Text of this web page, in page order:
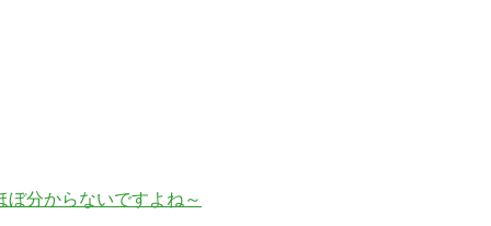
ぼ分からないですよね～